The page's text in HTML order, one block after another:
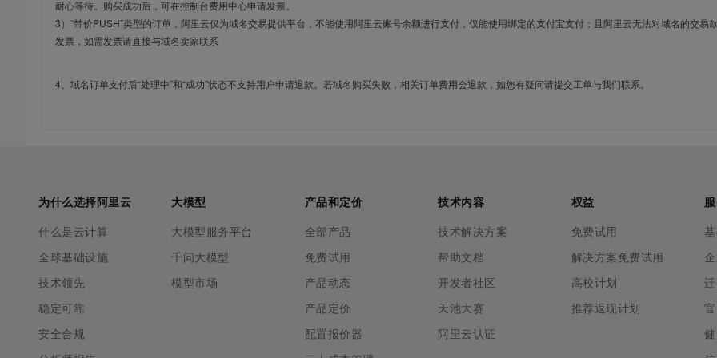
耐心等待。购买成功后，可在控制台费用中心申请发票。
3）“带价PUSH”类型的订单，阿里云仅为域名交易提供平台，不能使用阿里云账号余额进行支付，仅能使用绑定的支付宝支付；且阿里云无法对域名的交易
发票，如需发票请直接与域名卖家联系
4、域名订单支付后“处理中”和“成功”状态不支持用户申请退款。若域名购买失败，相关订单费用会退款，如您有疑问请提交工单与我们联系。